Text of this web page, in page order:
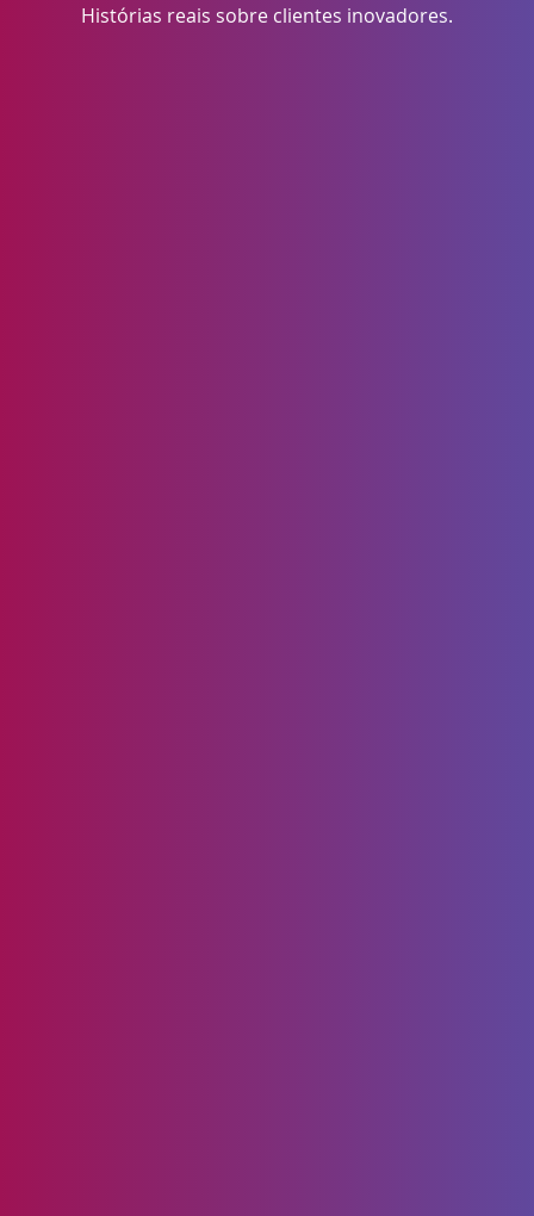
Histórias reais sobre clientes inovadores.